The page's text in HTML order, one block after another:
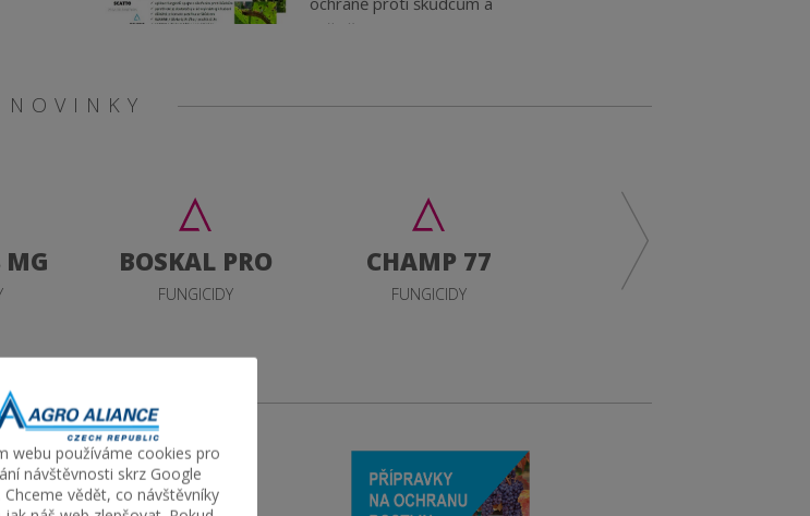
výživě cukrovky.
NOVINKY
MG BOSKAL PRO
FUNGICIDY
CHAMP 77
FUNGICIDY
DIFLUMAX
webu používáme cookies pro
návštěvnosti skrz Google
Chceme vědět, co návštěvníky